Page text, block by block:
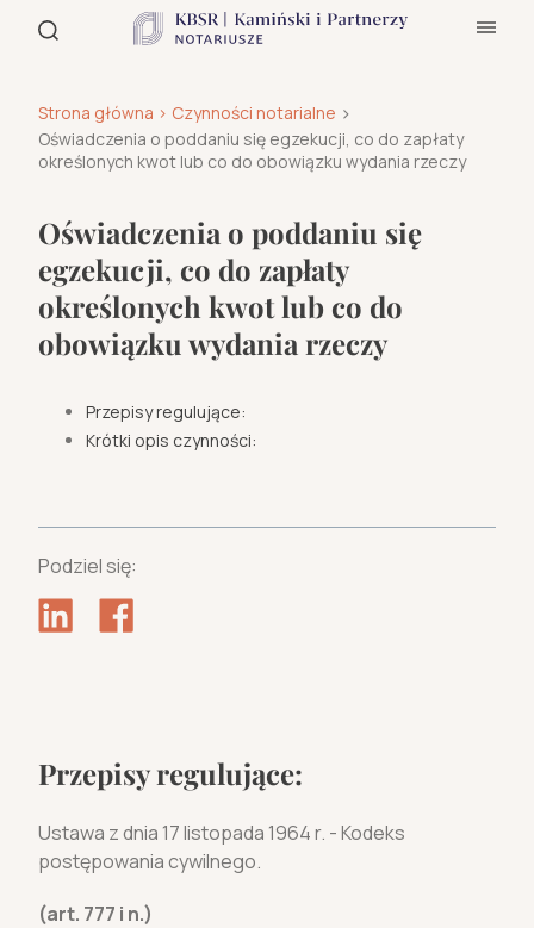
Strona główna > Czynności notarialne >
Oświadczenia o poddaniu się egzekucji, co do zapłaty
określonych kwot lub co do obowiązku wydania rzeczy
Oświadczenia o poddaniu się
egzekucji, co do zapłaty
określonych kwot lub co do
obowiązku wydania rzeczy
Przepisy regulujące:
Krótki opis czynności:
Podziel się:
Przepisy regulujące:
Ustawa z dnia 17 listopada 1964 r. - Kodeks
postępowania cywilnego.
(art. 777 i n.)